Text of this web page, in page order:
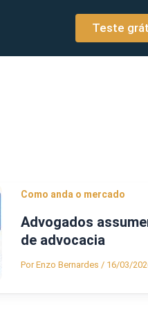
Teste
Como anda o mercado
Advogados
de advocacia
PorEnzo Bernardes / 16/03/